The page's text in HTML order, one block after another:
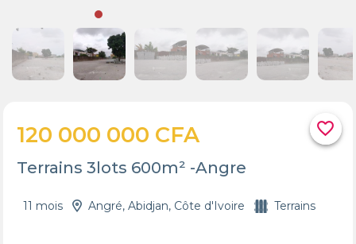
favorite_border
120 000 000 CFA
Terrains 3lots 600m² -Angre
11 mois Angré, Abidjan, Côte d'Ivoire Terrains